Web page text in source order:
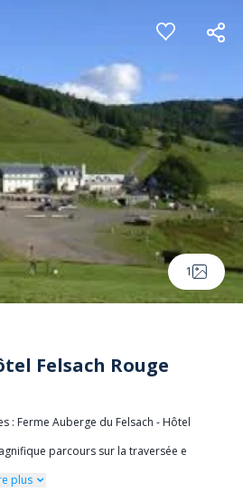
1
Felsach Rouge
: Ferme Auberge du Felsach - Hôtel
parcours sur la traversée e
plus